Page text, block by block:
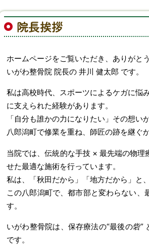
院長挨拶
ホームページをご覧いただき、ありがと
いがわ整骨院 院長の 井川 健太郎 です。
私は高校時代、スポーツによるケガに悩
に支えられた経験があります。
「自分も誰かの力になりたい」その想い
八郎潟町で修業を重ね、師匠の跡を継ぐ
当院では、伝統的な手技 × 最先端の物
せた最適な施術を行っています。
私は、「秋田だから」「地方だから」と
この八郎潟町で、都市部と変わらない、
す。
いがわ整骨院は、保存療法の“最後の砦
です。